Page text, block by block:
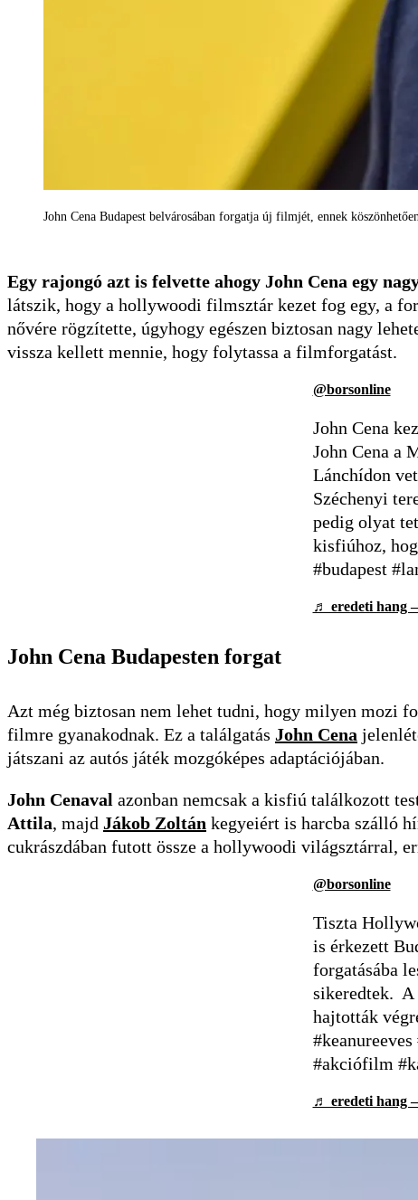
John Cena Budapest belvárosában forgatja új filmjét, ennek
Egy rajongó azt is felvette ahogy John Cena egy
látszik, hogy a hollywoodi filmsztár kezet fog egy, a
nővére rögzítette, úgyhogy egészen biztosan nagy
vissza kellett mennie, hogy folytassa a filmforgatást.
@borsonline
John Cena
John Cena a
Lánchídon
Széchenyi
pedig olyat
kisfiúhoz,
#budapest
♬ eredeti hang
John Cena Budapesten forgat
Azt még biztosan nem lehet tudni, hogy milyen mozi
filmre gyanakodnak. Ez a találgatás John Cena
játszani az autós játék mozgóképes adaptációjában.
John Cenaval azonban nemcsak a kisfiú találkozott
Attila, majd Jákob Zoltán kegyeiért is harcba szálló
cukrászdában futott össze a hollywoodi világsztárral,
@borsonline
Tiszta
is érkezett
forgatásába
sikeredtek. A
hajtották
#akciófilm
♬ eredeti hang